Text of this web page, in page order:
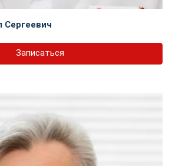
Сергеевич
Записаться